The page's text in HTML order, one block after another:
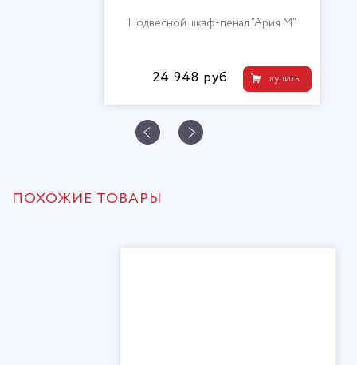
Подвесной шкаф-пенал "Ария М"
купить
24 948 руб.
ПОХОЖИЕ ТОВАРЫ